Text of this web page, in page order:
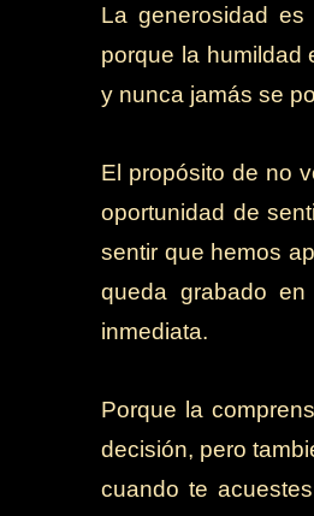
La generosidad
porque la humildad
y nunca jamás se
El propósito de no
oportunidad de
sentir que hemos
queda grabado
inmediata.
Porque la
decisión, pero
cuando te